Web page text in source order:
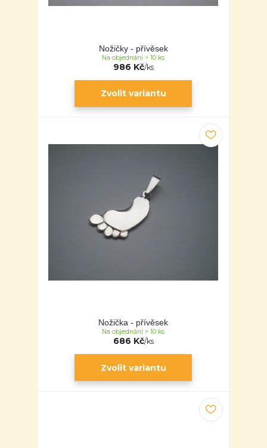
Nožičky - přívěsek
986 Kč/ks
Na objednání > 10 ks
Zvolit variantu
Nožička - přívěsek
686 Kč/ks
Na objednání > 10 ks
Zvolit variantu